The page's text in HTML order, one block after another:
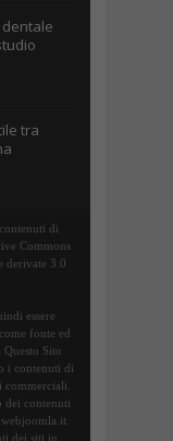
tra
di
Commons
derivate 3.0
essere
fonte ed
Sito
i contenuti di
commerciali.
dei contenuti
dei siti in